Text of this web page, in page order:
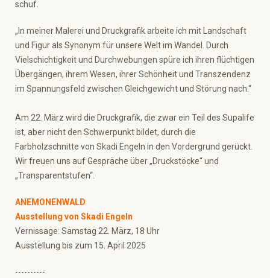
schuf.
„In meiner Malerei und Druckgrafik arbeite ich mit Landschaft
und Figur als Synonym für unsere Welt im Wandel. Durch
Vielschichtigkeit und Durchwebungen spüre ich ihren flüchtigen
Übergängen, ihrem Wesen, ihrer Schönheit und Transzendenz
im Spannungsfeld zwischen Gleichgewicht und Störung nach.“
Am 22. März wird die Druckgrafik, die zwar ein Teil des Supalife
ist, aber nicht den Schwerpunkt bildet, durch die
Farbholzschnitte von Skadi Engeln in den Vordergrund gerückt.
Wir freuen uns auf Gespräche über „Druckstöcke“ und
„Transparentstufen“.
ANEMONENWALD
Ausstellung von Skadi Engeln
Vernissage: Samstag 22. März, 18 Uhr
Ausstellung bis zum 15. April 2025
----------